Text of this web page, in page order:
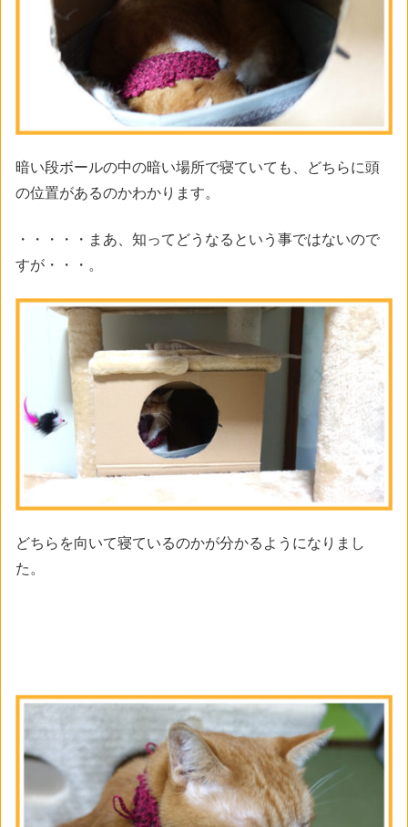
暗い段ボールの中の暗い場所で寝ていても、どちらに頭
の位置があるのかわかります。
・・・・・まあ、知ってどうなるという事ではないので
すが・・・。
どちらを向いて寝ているのかが分かるようになりまし
た。